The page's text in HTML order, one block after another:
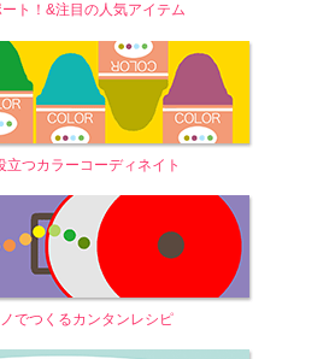
ト！&注目の人気アイテム
立つカラーコーディネイト
でつくるカンタンレシピ